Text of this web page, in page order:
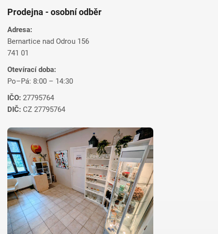
Prodejna - osobní odběr
Adresa:
Bernartice nad Odrou 156
741 01
Otevírací doba:
Po–Pá: 8:00 – 14:30
IČO: 27795764
DIČ: CZ 27795764